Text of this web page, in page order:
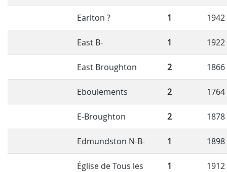
Earlton ? 1 1942
East B- 1 1922
East Broughton 2 1866
Eboulements 2 1764
E-Broughton 2 1878
Edmundston N-B- 1 1898
Église de Tous les
1 1912